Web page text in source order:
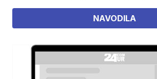
NAVODILA